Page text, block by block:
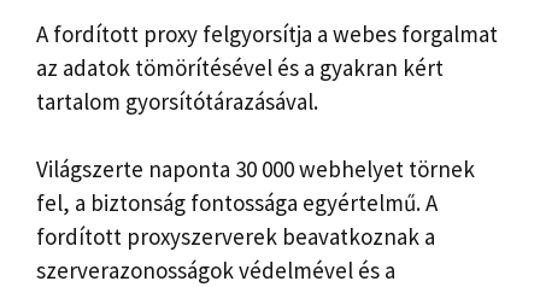
A fordított proxy felgyorsítja a webes forgalmat
az adatok tömörítésével és a gyakran kért
tartalom gyorsítótárazásával.
Világszerte naponta 30 000 webhelyet törnek
fel, a biztonság fontossága egyértelmű. A
fordított proxyszerverek beavatkoznak a
szerverazonosságok védelmével és a